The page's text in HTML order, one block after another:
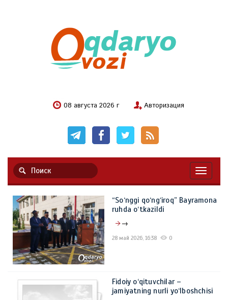
08 августа 2026 г Авторизация
“So‘nggi qo‘ng‘iroq” Bayramona
ruhda o‘tkazildi
→
28 май 2026, 16:38 0
Fidoiy o‘qituvchilar –
jamiyatning nurli yo‘lboshchisi